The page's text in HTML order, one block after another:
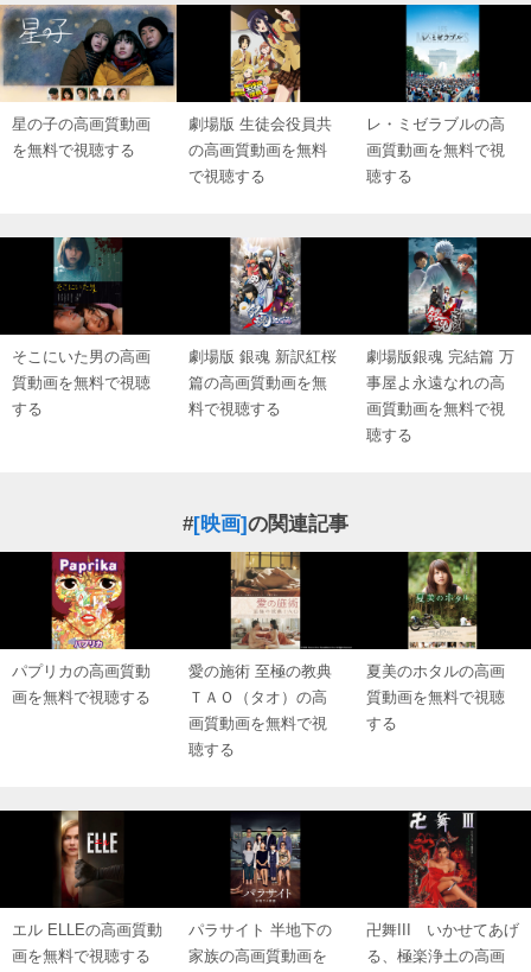
星の子の高画質動画
を無料で視聴する
劇場版 生徒会役員共
の高画質動画を無料
で視聴する
レ・ミゼラブルの高
画質動画を無料で視
聴する
そこにいた男の高画
質動画を無料で視聴
する
劇場版 銀魂 新訳紅桜
篇の高画質動画を無
料で視聴する
劇場版銀魂 完結篇 万
事屋よ永遠なれの高
画質動画を無料で視
聴する
#[映画]の関連記事
パプリカの高画質動
画を無料で視聴する
愛の施術 至極の教典
ＴＡＯ（タオ）の高
画質動画を無料で視
聴する
夏美のホタルの高画
質動画を無料で視聴
する
エル ELLEの高画質動
画を無料で視聴する
パラサイト 半地下の
家族の高画質動画を
卍舞III いかせてあげ
る、極楽浄土の高画